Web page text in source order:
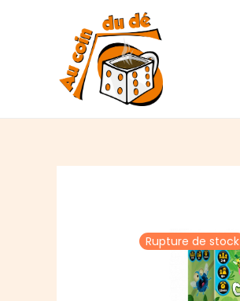
Rupture de stock